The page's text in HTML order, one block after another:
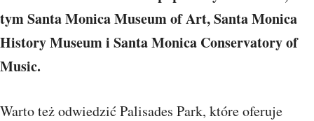
tym Santa Monica Museum of Art, Santa Monica
History Museum i Santa Monica Conservatory of
Music.
Warto też odwiedzić Palisades Park, które oferuje